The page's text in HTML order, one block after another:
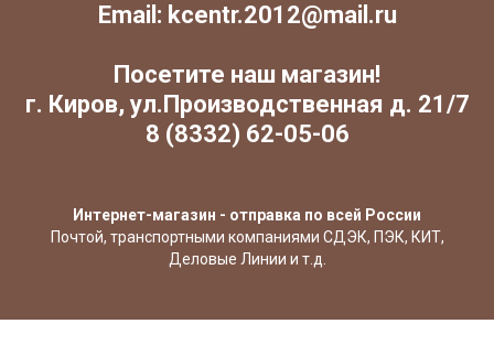
Email: kcentr.2012@mail.ru
Посетите наш магазин!
г. Киров, ул.Производственная д. 21/7
8 (8332) 62-05-06
Интернет-магазин - отправка по всей России
Почтой, транспортными компаниями СДЭК, ПЭК, КИТ,
Деловые Линии и т.д.